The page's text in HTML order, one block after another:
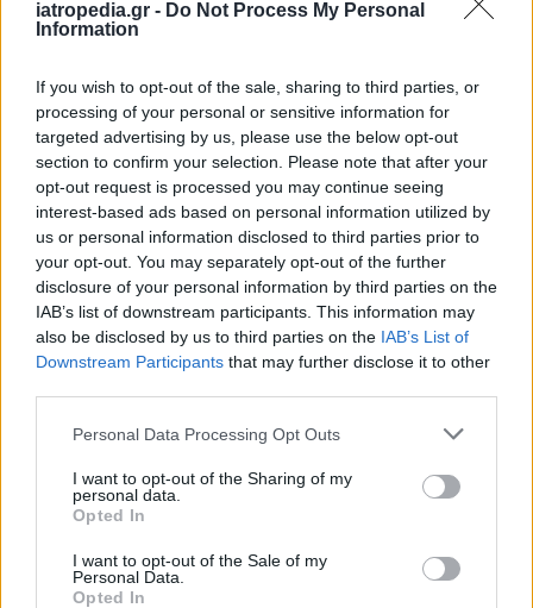
iatropedia.gr - Do Not Process My Personal
Information
If you wish to opt-out of the sale, sharing to third parties, or
processing of your personal or sensitive information for
targeted advertising by us, please use the below opt-out
section to confirm your selection. Please note that after your
opt-out request is processed you may continue seeing
interest-based ads based on personal information utilized by
us or personal information disclosed to third parties prior to
your opt-out. You may separately opt-out of the further
disclosure of your personal information by third parties on the
IAB’s list of downstream participants. This information may
also be disclosed by us to third parties on the IAB’s List of
Downstream Participants that may further disclose it to other
Personal Data Processing Opt Outs
I want to opt-out of the Sharing of my
personal data.
Opted In
I want to opt-out of the Sale of my
Personal Data.
Opted In